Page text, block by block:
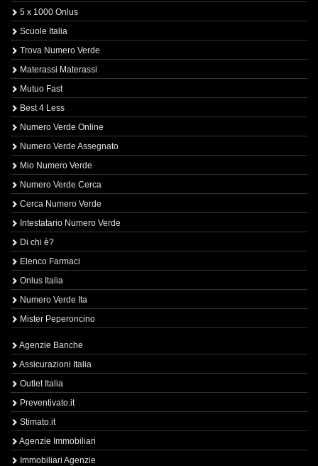
5 x 1000 Onlus
Scuole Italia
Trova Numero Verde
Materassi Materassi
Mutuo Fast
Best 4 Less
Numero Verde Online
Numero Verde Assegnato
Mio Numero Verde
Numero Verde Cerca
Cerca Numero Verde
Intestatario Numero Verde
Di chi è?
Elenco Farmaci
Onlus Italia
Numero Verde Ita
Mister Peperoncino
Agenzie Banche
Assicurazioni Italia
Outlet Italia
Preventivato.it
Stimato.it
Agenzie Immobiliari
Immobiliari Agenzie